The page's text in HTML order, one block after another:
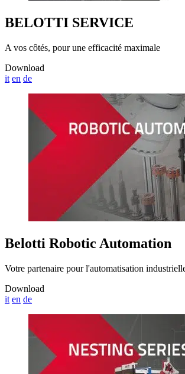
BELOTTI SERVICE
A vos côtés, pour une efficacité maximale
Download
it en de
Belotti Robotic Automation
Votre partenaire pour l'automatisation
Download
it en de